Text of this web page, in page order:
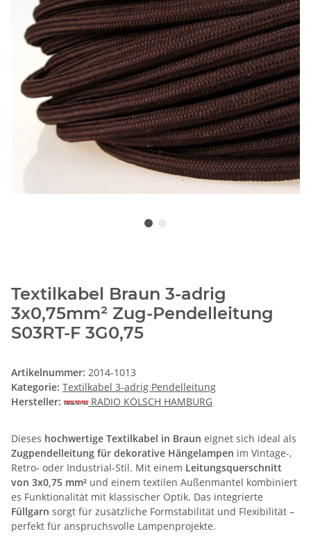
Textilkabel Braun 3-adrig
3x0,75mm² Zug-Pendelleitung
S03RT-F 3G0,75
Artikelnummer: 2014-1013
Kategorie: Textilkabel 3-adrig Pendelleitung
Hersteller:
RADIO KÖLSCH HAMBURG
Dieses hochwertige Textilkabel in Braun eignet sich ideal als
Zugpendelleitung für dekorative Hängelampen im Vintage-,
Retro- oder Industrial-Stil. Mit einem Leitungsquerschnitt
von 3x0,75 mm² und einem textilen Außenmantel kombiniert
es Funktionalität mit klassischer Optik. Das integrierte
Füllgarn sorgt für zusätzliche Formstabilität und Flexibilität –
perfekt für anspruchsvolle Lampenprojekte.